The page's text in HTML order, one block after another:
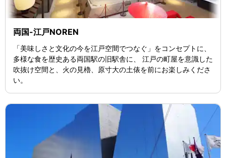
両国-江戸NOREN
「美味しさと文化の今を江戸空間でつなぐ」をコンセプトに、
多様な食を歴史ある両国駅の旧駅舎に、 江戸の町屋を意識した
吹抜け空間と、火の見櫓、原寸大の土俵を前にお楽しみくださ
い。